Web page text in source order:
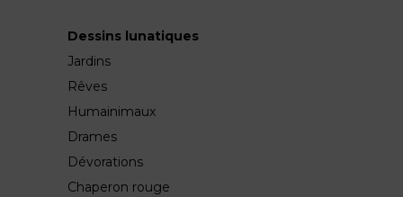
Dessins lunatiques
Jardins
Rêves
Humainimaux
Drames
Dévorations
Chaperon rouge